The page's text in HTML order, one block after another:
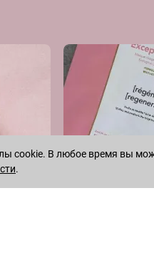
cookie. В любое время вы
.